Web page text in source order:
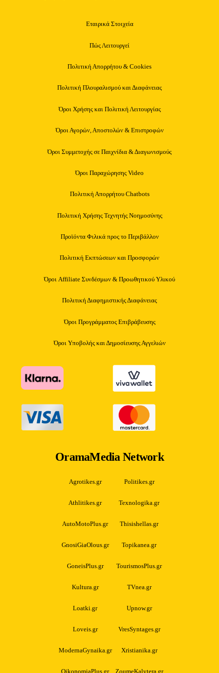
Εταιρικά Στοιχεία
Πώς Λειτουργεί
Πολιτική Απορρήτου & Cookies
Πολιτική Πλουραλισμού και Διαφάνειας
Όροι Χρήσης και Πολιτική Λειτουργίας
Όροι Αγορών, Αποστολών & Επιστροφών
Όροι Συμμετοχής σε Παιχνίδια & Διαγωνισμούς
Όροι Παραχώρησης Video
Πολιτική Απορρήτου Chatbots
Πολιτική Χρήσης Τεχνητής Νοημοσύνης
Προϊόντα Φιλικά προς το Περιβάλλον
Πολιτική Εκπτώσεων και Προσφορών
Όροι Affiliate Συνδέσμων & Προωθητικού Υλικού
Πολιτική Διαφημιστικής Διαφάνειας
Όροι Προγράμματος Επιβράβευσης
Όροι Υποβολής και Δημοσίευσης Αγγελιών
OramaMedia Network
Agrotikes.gr Politikes.gr
Athlitikes.gr Texnologika.gr
AutoMotoPlus.gr Thisishellas.gr
GnosiGiaOlous.gr Topikanea.gr
GoneisPlus.gr TourismosPlus.gr
Kultura.gr TVnea.gr
Loatki.gr Upnow.gr
Loveis.gr VresSyntages.gr
ModernaGynaika.gr Xristianika.gr
OikonomiaPlus.gr ZoumeKalytera.gr